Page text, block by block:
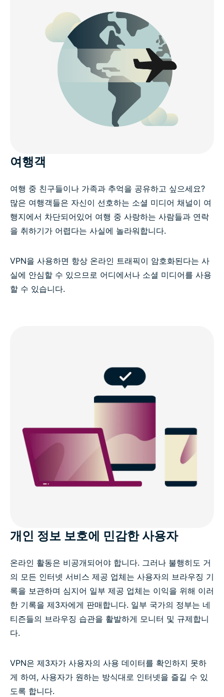
여행객
여행 중 친구들이나 가족과 추억을 공유하고 싶으세요?
많은 여행객들은 자신이 선호하는 소셜 미디어 채널이 여
행지에서 차단되어있어 여행 중 사랑하는 사람들과 연락
을 취하기가 어렵다는 사실에 놀라워합니다.
VPN을 사용하면 항상 온라인 트래픽이 암호화된다는 사
실에 안심할 수 있으므로 어디에서나 소셜 미디어를 사용
할 수 있습니다.
개인 정보 보호에 민감한 사용자
온라인 활동은 비공개되어야 합니다. 그러나 불행히도 거
의 모든 인터넷 서비스 제공 업체는 사용자의 브라우징 기
록을 보관하며 심지어 일부 제공 업체는 이익을 위해 이러
한 기록을 제3자에게 판매합니다. 일부 국가의 정부는 네
티즌들의 브라우징 습관을 활발하게 모니터 및 규제합니
다.
VPN은 제3자가 사용자의 사용 데이터를 확인하지 못하
게 하여, 사용자가 원하는 방식대로 인터넷을 즐길 수 있
도록 합니다.